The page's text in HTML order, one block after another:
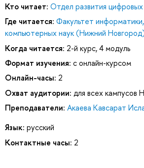
Кто читает: Отдел развития
Где читается: Факультет
компьютерных наук (Нижний
Когда читается: 2-й курс, 4 модуль
Формат изучения: с онлайн-курсом
Онлайн-часы: 2
Охват аудитории: для всех
Преподаватели: Акаева Кавсарат
Язык: русский
Контактные часы: 2